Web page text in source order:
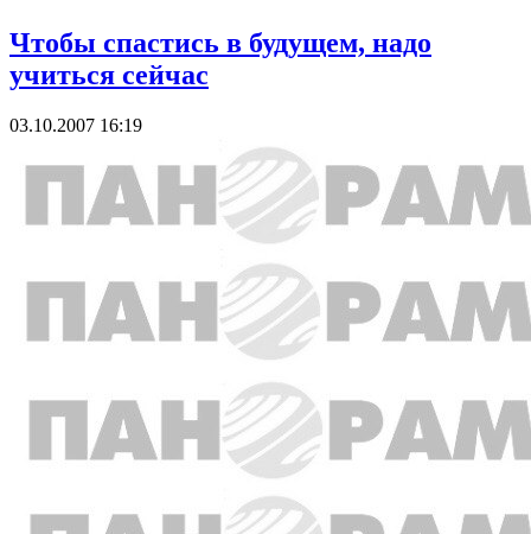
Чтобы спастись в будущем, надо
учиться сейчас
03.10.2007 16:19